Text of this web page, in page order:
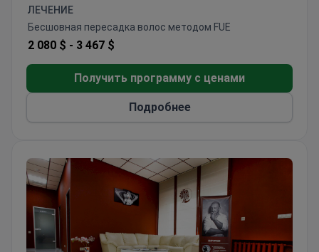
ЛЕЧЕНИЕ
Бесшовная пересадка волос методом FUE
2 080 $ - 3 467 $
Получить программу с ценами
Подробнее